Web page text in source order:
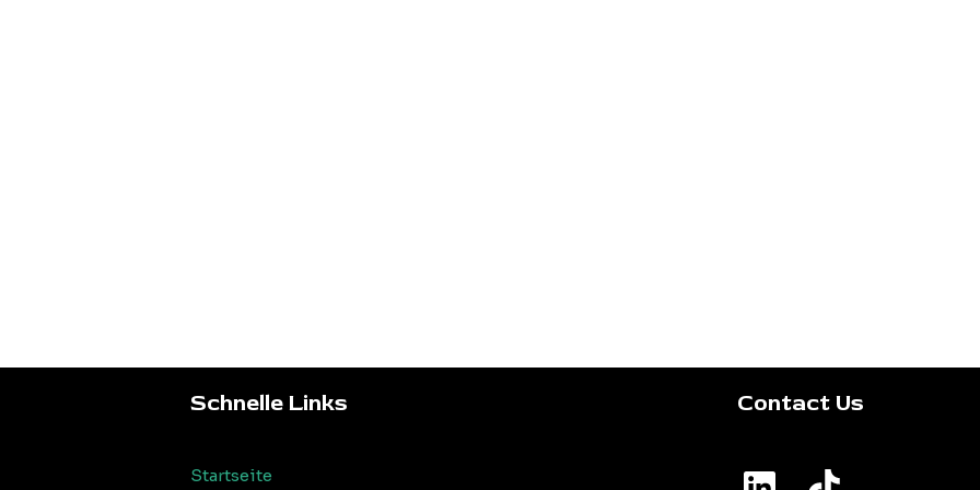
Schnelle Links
Startseite
Contact Us